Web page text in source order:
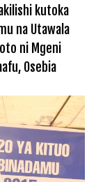
kutoka
na Utawala
ni Mgeni
Osebia